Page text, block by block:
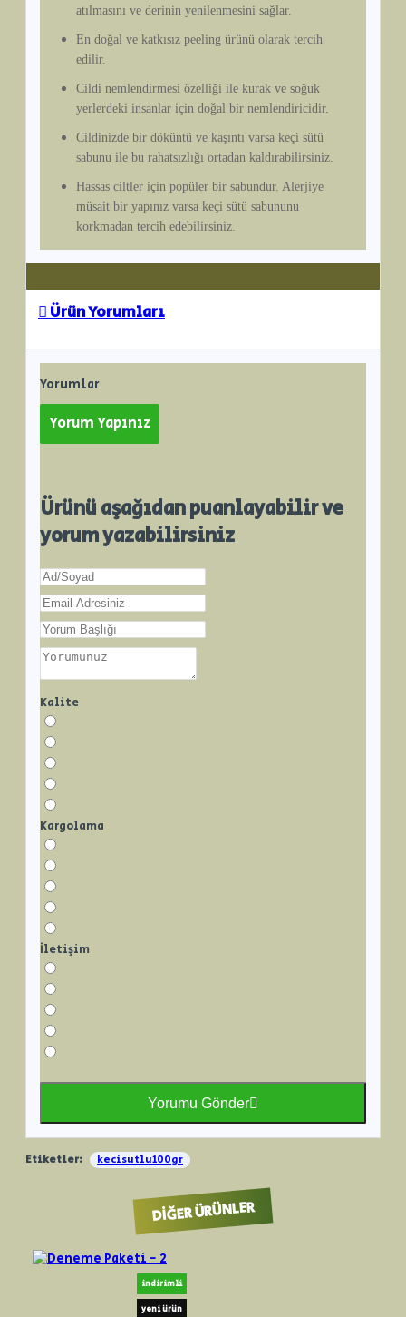
atılmasını ve derinin yenilenmesini sağlar.
En doğal ve katkısız peeling ürünü olarak tercih
edilir.
Cildi nemlendirmesi özelliği ile kurak ve soğuk
yerlerdeki insanlar için doğal bir nemlendiricidir.
Cildinizde bir döküntü ve kaşıntı varsa keçi sütü
sabunu ile bu rahatsızlığı ortadan kaldırabilirsiniz.
Hassas ciltler için popüler bir sabundur. Alerjiye
müsait bir yapınız varsa keçi sütü sabununu
korkmadan tercih edebilirsiniz.
Ürün Yorumları
Yorumlar
Yorum Yapınız
Ürünü aşağıdan puanlayabilir ve
yorum yazabilirsiniz
Kalite
Kargolama
İletişim
Yorumu Gönder
Etiketler: kecisutlu100gr
DIĞER ÜRÜNLER
indirimli
yeni ürün